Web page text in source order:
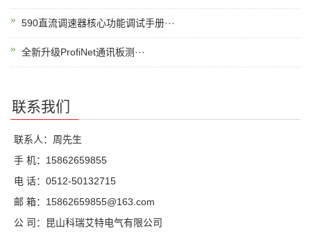
590直流调速器核心功能调试手册···
全新升级ProfiNet通讯板测···
联系我们
联系人：周先生
手 机：15862659855
电 话：0512-50132715
邮 箱：15862659855@163.com
公 司：昆山科瑞艾特电气有限公司